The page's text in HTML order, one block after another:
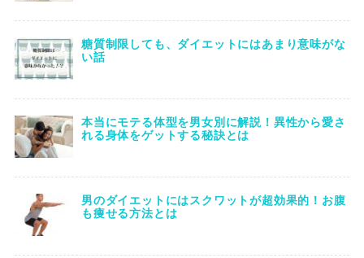
糖質制限しても、ダイエットにはあまり意味がな
い話
本当にモテる体型を男女別に解説！異性から愛さ
れる身体をゲットする秘訣とは
男のダイエットにはスクワットが超効果的！お腹
も痩せる方法とは